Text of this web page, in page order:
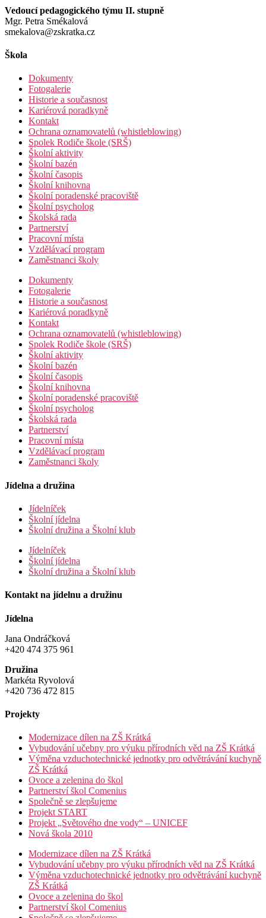
Vedoucí pedagogického týmu II. stupně
Mgr. Petra Smékalová
smekalova@zskratka.cz
Škola
Dokumenty
Fotogalerie
Historie a současnost
Kariérová poradkyně
Kontakt
Ochrana oznamovatelů (whistleblowing)
Spolek Rodiče škole (SRŠ)
Školní aktivity
Školní bazén
Školní časopis
Školní knihovna
Školní poradenské pracoviště
Školní psycholog
Školská rada
Partnerství
Pracovní místa
Vzdělávací program
Zaměstnanci školy
Dokumenty
Fotogalerie
Historie a současnost
Kariérová poradkyně
Kontakt
Ochrana oznamovatelů (whistleblowing)
Spolek Rodiče škole (SRŠ)
Školní aktivity
Školní bazén
Školní časopis
Školní knihovna
Školní poradenské pracoviště
Školní psycholog
Školská rada
Partnerství
Pracovní místa
Vzdělávací program
Zaměstnanci školy
Jídelna a družina
Jídelníček
Školní jídelna
Školní družina a Školní klub
Jídelníček
Školní jídelna
Školní družina a Školní klub
Kontakt na jídelnu a družinu
Jídelna
Jana Ondráčková
+420 474 375 961
Družina
Markéta Ryvolová
+420 736 472 815
Projekty
Modernizace dílen na ZŠ Krátká
Vybudování učebny pro výuku přírodních věd na ZŠ Krátká
Výměna vzduchotechnické jednotky pro odvětrávání kuchyně
ZŠ Krátká
Ovoce a zelenina do škol
Partnerství škol Comenius
Společně se zlepšujeme
Projekt START
Projekt „Světového dne vody“ – UNICEF
Nová škola 2010
Modernizace dílen na ZŠ Krátká
Vybudování učebny pro výuku přírodních věd na ZŠ Krátká
Výměna vzduchotechnické jednotky pro odvětrávání kuchyně
ZŠ Krátká
Ovoce a zelenina do škol
Partnerství škol Comenius